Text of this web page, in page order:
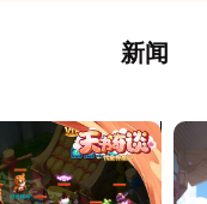
新闻